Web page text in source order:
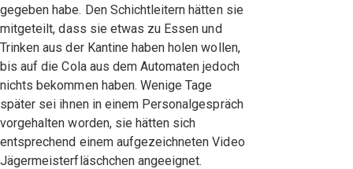
gegeben habe. Den Schichtleitern hätten sie
mitgeteilt, dass sie etwas zu Essen und
Trinken aus der Kantine haben holen wollen,
bis auf die Cola aus dem Automaten jedoch
nichts bekommen haben. Wenige Tage
später sei ihnen in einem Personalgespräch
vorgehalten worden, sie hätten sich
entsprechend einem aufgezeichneten Video
Jägermeisterfläschchen angeeignet.